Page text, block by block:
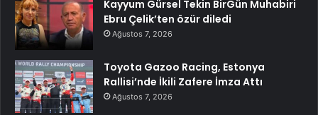
Kayyum Gürsel Tekin BirGün Muhabiri
Ebru Çelik’ten özür diledi
Ağustos 7, 2026
Toyota Gazoo Racing, Estonya
Rallisi’nde İkili Zafere İmza Attı
Ağustos 7, 2026